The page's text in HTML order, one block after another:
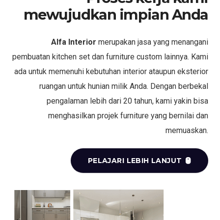
mewujudkan impian Anda
Alfa Interior merupakan jasa yang menangani
pembuatan kitchen set dan furniture custom lainnya. Kami
ada untuk memenuhi kebutuhan interior ataupun eksterior
ruangan untuk hunian milik Anda. Dengan berbekal
pengalaman lebih dari 20 tahun, kami yakin bisa
menghasilkan projek furniture yang bernilai dan
memuaskan.
PELAJARI LEBIH LANJUT